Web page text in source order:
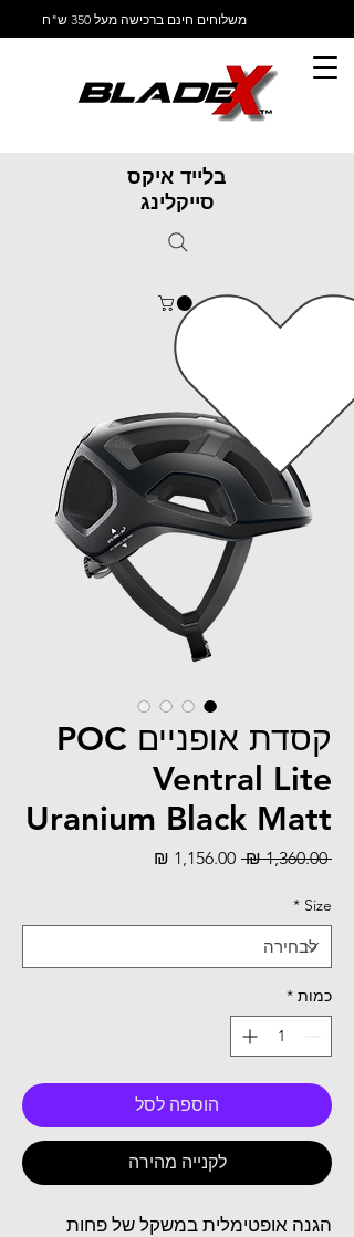
משלוחים חינם ברכישה מעל 350 ש"ח
בלייד איקס
סייקלינג
קסדת אופניים POC
Ventral Lite
Uranium Black Matt
‏1,360.00 ‏₪
מחיר
Size
*
כמות *
הוספה לסל
לקנייה מהירה
הגנה אופטימלית במשקל של פחות